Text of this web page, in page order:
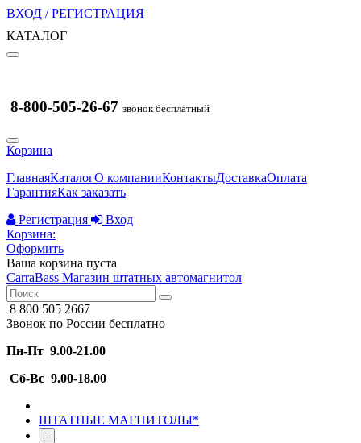
ВХОД / РЕГИСТРАЦИЯ
КАТАЛОГ
8-800-505-26-67 звонок бесплатный
Корзина
ГлавнаяКаталогО компанииКонтактыДоставкаОплата
ГарантияКак заказать
Регистрация
Вход
Корзина:
Оформить
Ваша корзина пуста
CarraBass Магазин штатных автомагнитол
8 800 505 2667
Звонок по России бесплатно
Пн-Пт 9.00-21.00
Сб-Вс 9.00-18.00
ШТАТНЫЕ МАГНИТОЛЫ*
-